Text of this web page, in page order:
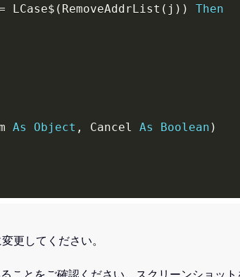
LCase$ ( RemoveAddrList ( j ) )
Then
As Object , Cancel As Boolean )
更してください。